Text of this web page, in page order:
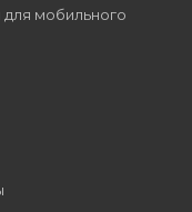
мобильного